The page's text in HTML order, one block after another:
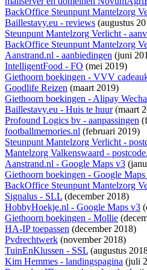
BackOffice Steunpunt Mantelzorg
Baillestavy.eu - reviews (augustus
Steunpunt Mantelzorg Verlicht -
BackOffice Steunpunt Mantelzorg
Aanstrand.nl - aanbiedingen (juni
IntelligentFood - FO (mei 2019)
Giethoorn boekingen - VVV
Goodlife Reizen (maart 2019)
Giethoorn boekingen - Alipay
Baillestavy.eu - Huis te huur(maart
Profound Logics bv - aanpassingen
footballmemories.nl (februari 2019)
Steunpunt Mantelzorg Verlicht -
Mantelzorg Valkenswaard -
Aanstrand.nl - Google Maps v3
Giethoorn boekingen - Google
BackOffice Steunpunt Mantelzorg
Signalus - SLL (december 2018)
HobbyHoekje.nl - Google Maps v3
Giethoorn boekingen - Mollie
HA-IP toepassen (december 2018)
Pvdrechtwerk (november 2018)
TuinEnKlussen - SSL (augustus
Kim Hemmes - landingspagina (juli